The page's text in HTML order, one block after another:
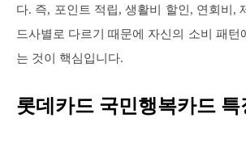
다. 즉, 포인트 적립, 생활비 할인, 연회비,
드사별로 다르기 때문에 자신의 소비 패턴
는 것이 핵심입니다.
롯데카드 국민행복카드 특